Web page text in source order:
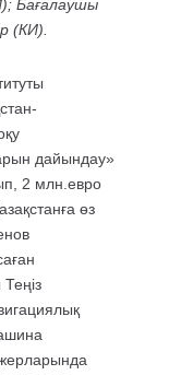
Бағалаушы
(КИ).
дайындау»
2 млн.евро
өз